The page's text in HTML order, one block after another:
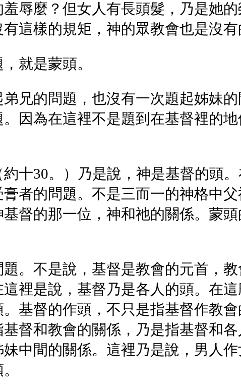
辱麼？但女人有長頭髮，乃是她
這樣的規矩，神的眾教會也是沒有
就是蒙頭。
兄的問題，也沒有一次題起姊妹
因為在這裡不是題到在基督裡的
十30。）乃是說，神是基督的頭
者的問題。不是三而一的神格中
督的那一位，神和祂的關係。蒙
。不是說，基督是教會的元首，
裡是說，基督乃是各人的頭。在
基督的作頭，不只是指基督作教
督和教會的關係，乃是指基督和
中間的關係。這裡乃是說，男人